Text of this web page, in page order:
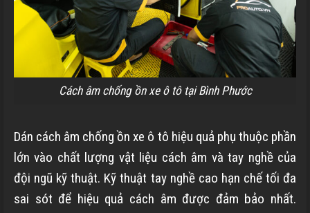
Cách âm chống ồn xe ô tô tại Bình Phước
Dán cách âm chống ồn xe ô tô hiệu quả phụ thuộc phần
lớn vào chất lượng vật liệu cách âm và tay nghề của
đội ngũ kỹ thuật. Kỹ thuật tay nghề cao hạn chế tối đa
sai sót để hiệu quả cách âm được đảm bảo nhất.